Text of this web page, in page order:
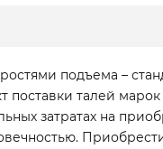
подъема –
талей
затратах на